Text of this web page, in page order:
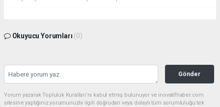
Okuyucu Yorumları (0)
Gönder
Yorum yazarak Topluluk Kuralları’nı kabul etmiş bulunuyor ve inovatifhaber.com
sitesine yaptığınız yorumunuzla ilgili doğrudan veya dolaylı tüm sorumluluğu tek